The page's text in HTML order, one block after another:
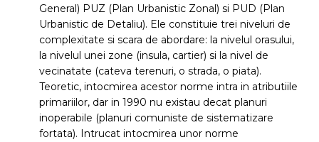
General) PUZ (Plan Urbanistic Zonal) si PUD (Plan
Urbanistic de Detaliu). Ele constituie trei niveluri de
complexitate si scara de abordare: la nivelul orasului,
la nivelul unei zone (insula, cartier) si la nivel de
vecinatate (cateva terenuri, o strada, o piata).
Teoretic, intocmirea acestor norme intra in atributiile
primariilor, dar in 1990 nu existau decat planuri
inoperabile (planuri comuniste de sistematizare
fortata). Intrucat intocmirea unor norme